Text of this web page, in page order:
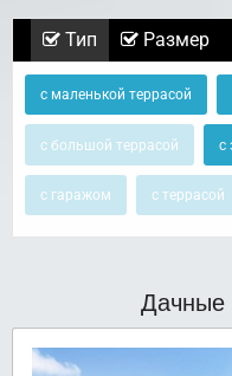
Тип Размер
с маленькой террасой
с большой террасой с
с гаражом с террасой
Дачные